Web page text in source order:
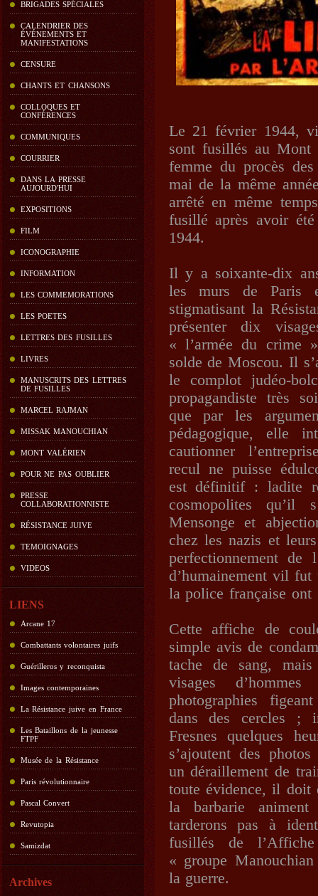
BRIGADES SPÉCIALES
CALENDRIER DES
ÉVÉNEMENTS ET
MANIFESTATIONS
CENSURE
CHANTS ET CHANSONS
COLLOQUES ET
CONFÉRENCES
COMMUNIQUES
COURRIER
DANS LA PRESSE
AUJOURD'HUI
EXPOSITIONS
FILM
ICONOGRAPHIE
INFORMATION
LES COMMEMORATIONS
LES POETES
LETTRES DES FUSILLES
LIVRES
MANUSCRITS DES LETTRES
DE FUSILLES
MARCEL RAJMAN
MISSAK MANOUCHIAN
MONT VALÉRIEN
POUR NE PAS OUBLIER
PRESSE
COLLABORATIONNISTE
RÉSISTANCE JUIVE
TEMOIGNAGES
VIDEOS
LIENS
Arcane 17
Combattants volontaires juifs
Guérilleros y reconquista
Images contemporaines
La Résistance juive en France
Les Bataillons de la jeunesse
FTPF
Musée de la Résistance
Paris révolutionnaire
Pascal Convert
Revutopia
Samizdat
Archives
Le 21 février 1944,
sont fusillés au Mont
femme du procès
mai de la même
arrêté en même
fusillé après avoir
1944.
Il y a soixante-dix
les murs de Paris
stigmatisant la
présenter dix
« l’armée du crime
solde de Moscou. Il
le complot judéo-
propagandiste très
que par les
pédagogique, elle
cautionner
recul ne puisse
est définitif : ladite
cosmopolites qu’il
Mensonge et
chez les nazis et
perfectionnement
d’humainement vil
la police française ont
Cette affiche de
simple avis de
tache de sang,
visages
photographies
dans des cercles ;
Fresnes quelques
s’ajoutent des
un déraillement de
toute évidence, il doit
la barbarie
tarderons pas à
fusillés de
« groupe
la guerre.